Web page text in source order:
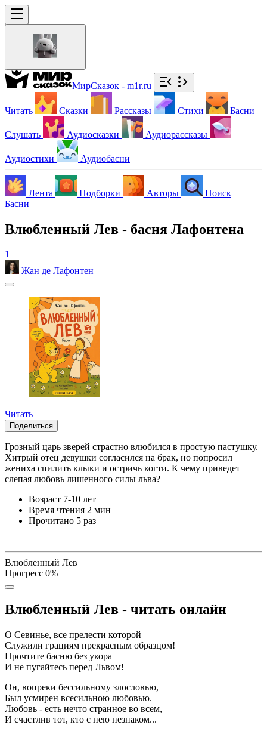
МирСказок - m1r.ru
Читать Сказки Рассказы Стихи Басни
Слушать Аудиосказки Аудиорассказы
Аудиостихи Аудиобасни
Лента Подборки Авторы
Поиск
Басни
Влюбленный Лев - басня Лафонтена
1
Жан де Лафонтен
Читать
Поделиться
Грозный царь зверей страстно влюбился в простую пастушку.
Хитрый отец девушки согласился на брак, но попросил
жениха спилить клыки и остричь когти. К чему приведет
слепая любовь лишенного силы льва?
Возраст 7-10 лет
Время чтения 2 мин
Прочитано 5 раз
Влюбленный Лев
Прогресс 0%
Влюбленный Лев - читать онлайн
О Севинье, все прелести которой
Служили грациям прекрасным образцом!
Прочтите басню без укора
И не пугайтесь перед Львом!
Он, вопреки бессильному злословью,
Был усмирен всесильною любовью.
Любовь - есть нечто странное во всем,
И счастлив тот, кто с нею незнаком...